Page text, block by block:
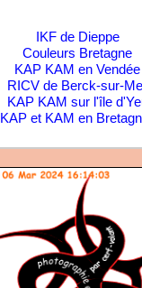
IKF de Dieppe
Couleurs Bretagne
KAP KAM en Vendée
RICV de Berck-sur-
KAP KAM sur l'île
KAP et KAM en